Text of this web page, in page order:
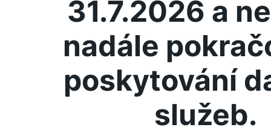
31.7.2026 a
nadále
poskytování
služeb.